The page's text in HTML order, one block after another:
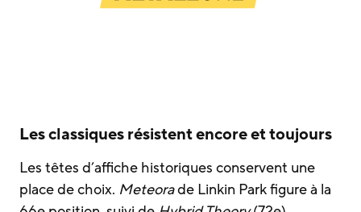
Les classiques résistent encore et toujours
Les têtes d’affiche historiques conservent une
place de choix. Meteorade Linkin Park figure à la